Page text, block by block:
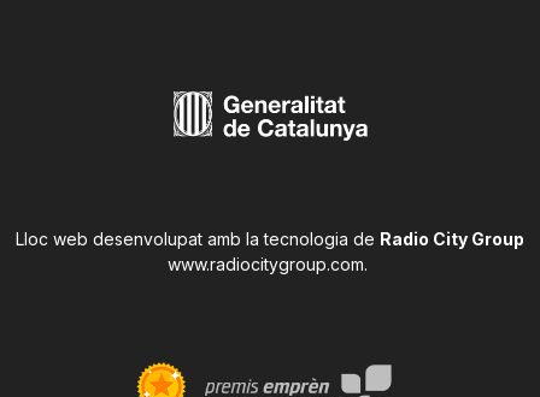
Lloc web desenvolupat amb la tecnologia de Radio City Group
www.radiocitygroup.com.